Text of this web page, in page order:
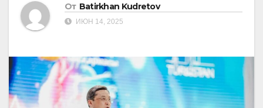
От Batirkhan Kudretov
ИЮН 14, 2025